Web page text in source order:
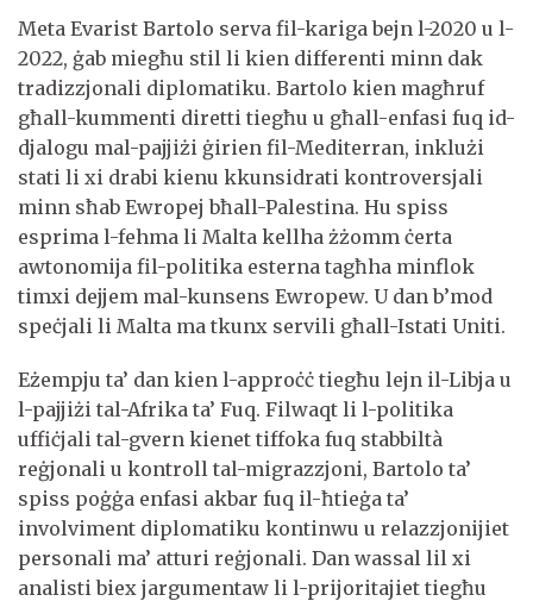
Meta Evarist Bartolo serva fil-kariga bejn l-2020 u l-
2022, ġab miegħu stil li kien differenti minn dak
tradizzjonali diplomatiku. Bartolo kien magħruf
għall-kummenti diretti tiegħu u għall-enfasi fuq id-
djalogu mal-pajjiżi ġirien fil-Mediterran, inklużi
stati li xi drabi kienu kkunsidrati kontroversjali
minn sħab Ewropej bħall-Palestina. Hu spiss
esprima l-fehma li Malta kellha żżomm ċerta
awtonomija fil-politika esterna tagħha minflok
timxi dejjem mal-kunsens Ewropew. U dan b’mod
speċjali li Malta ma tkunx servili għall-Istati Uniti.
Eżempju ta’ dan kien l-approċċ tiegħu lejn il-Libja u
l-pajjiżi tal-Afrika ta’ Fuq. Filwaqt li l-politika
uffiċjali tal-gvern kienet tiffoka fuq stabbiltà
reġjonali u kontroll tal-migrazzjoni, Bartolo ta’
spiss poġġa enfasi akbar fuq il-ħtieġa ta’
involviment diplomatiku kontinwu u relazzjonijiet
personali ma’ atturi reġjonali. Dan wassal lil xi
analisti biex jargumentaw li l-prijoritajiet tiegħu